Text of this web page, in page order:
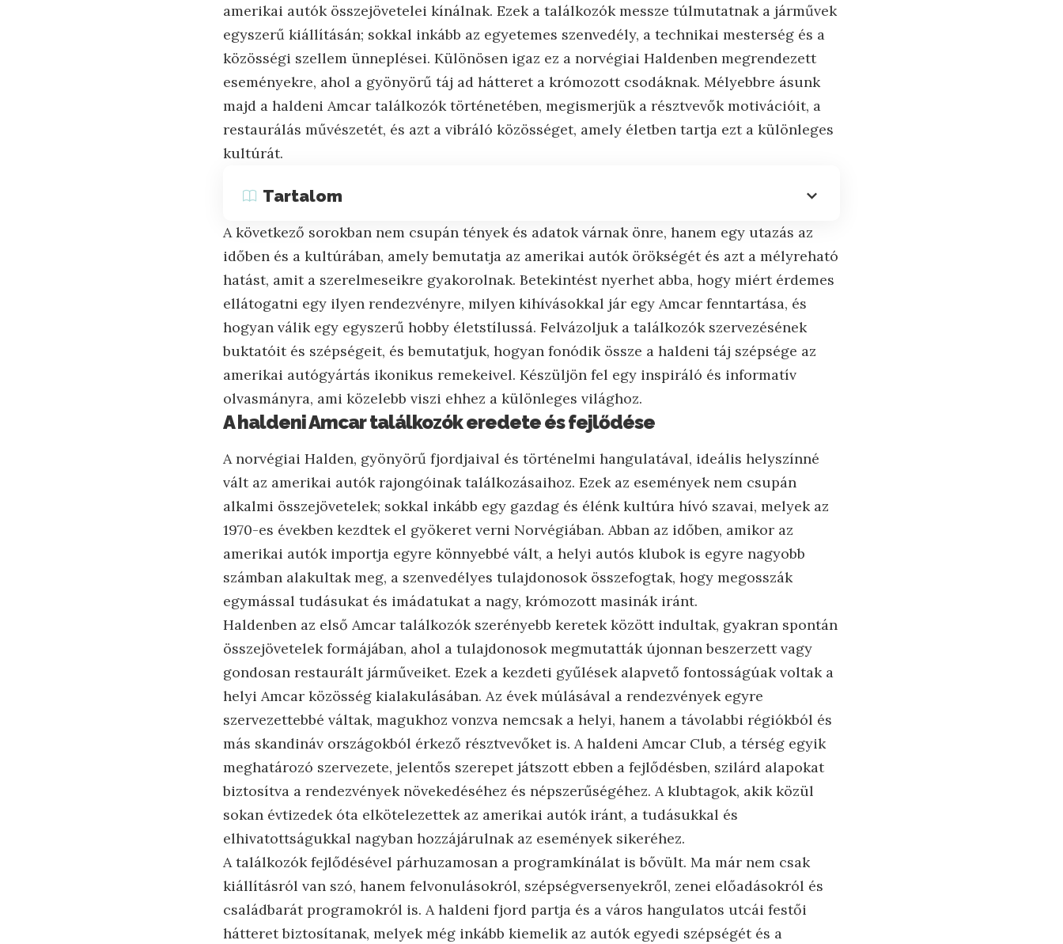
amerikai autók összejövetelei kínálnak. Ezek a találkozók messze túlmutatnak a járművek
egyszerű kiállításán; sokkal inkább az egyetemes szenvedély, a technikai mesterség és a
közösségi szellem ünneplései. Különösen igaz ez a norvégiai Haldenben megrendezett
eseményekre, ahol a gyönyörű táj ad hátteret a krómozott csodáknak. Mélyebbre ásunk
majd a haldeni Amcar találkozók történetében, megismerjük a résztvevők motivációit, a
restaurálás művészetét, és azt a vibráló közösséget, amely életben tartja ezt a különleges
kultúrát.
Tartalom
A következő sorokban nem csupán tények és adatok várnak önre, hanem egy utazás az
időben és a kultúrában, amely bemutatja az amerikai autók örökségét és azt a mélyreható
hatást, amit a szerelmeseikre gyakorolnak. Betekintést nyerhet abba, hogy miért érdemes
ellátogatni egy ilyen rendezvényre, milyen kihívásokkal jár egy Amcar fenntartása, és
hogyan válik egy egyszerű hobby életstílussá. Felvázoljuk a találkozók szervezésének
buktatóit és szépségeit, és bemutatjuk, hogyan fonódik össze a haldeni táj szépsége az
amerikai autógyártás ikonikus remekeivel. Készüljön fel egy inspiráló és informatív
olvasmányra, ami közelebb viszi ehhez a különleges világhoz.
A haldeni Amcar találkozók eredete és fejlődése
A norvégiai Halden, gyönyörű fjordjaival és történelmi hangulatával, ideális helyszínné
vált az amerikai autók rajongóinak találkozásaihoz. Ezek az események nem csupán
alkalmi összejövetelek; sokkal inkább egy gazdag és élénk kultúra hívó szavai, melyek az
1970-es években kezdtek el gyökeret verni Norvégiában. Abban az időben, amikor az
amerikai autók importja egyre könnyebbé vált, a helyi autós klubok is egyre nagyobb
számban alakultak meg, a szenvedélyes tulajdonosok összefogtak, hogy megosszák
egymással tudásukat és imádatukat a nagy, krómozott masinák iránt.
Haldenben az első Amcar találkozók szerényebb keretek között indultak, gyakran spontán
összejövetelek formájában, ahol a tulajdonosok megmutatták újonnan beszerzett vagy
gondosan restaurált járműveiket. Ezek a kezdeti gyűlések alapvető fontosságúak voltak a
helyi Amcar közösség kialakulásában. Az évek múlásával a rendezvények egyre
szervezettebbé váltak, magukhoz vonzva nemcsak a helyi, hanem a távolabbi régiókból és
más skandináv országokból érkező résztvevőket is. A haldeni Amcar Club, a térség egyik
meghatározó szervezete, jelentős szerepet játszott ebben a fejlődésben, szilárd alapokat
biztosítva a rendezvények növekedéséhez és népszerűségéhez. A klubtagok, akik közül
sokan évtizedek óta elkötelezettek az amerikai autók iránt, a tudásukkal és
elhivatottságukkal nagyban hozzájárulnak az események sikeréhez.
A találkozók fejlődésével párhuzamosan a programkínálat is bővült. Ma már nem csak
kiállításról van szó, hanem felvonulásokról, szépségversenyekről, zenei előadásokról és
családbarát programokról is. A haldeni fjord partja és a város hangulatos utcái festői
hátteret biztosítanak, melyek még inkább kiemelik az autók egyedi szépségét és a